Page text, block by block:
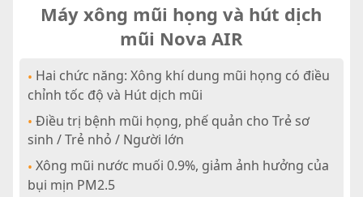
Máy xông mũi họng và hút dịch
mũi Nova AIR
• Hai chức năng: Xông khí dung mũi họng có điều
chỉnh tốc độ và Hút dịch mũi
• Điều trị bệnh mũi họng, phế quản cho Trẻ sơ
sinh / Trẻ nhỏ / Người lớn
• Xông mũi nước muối 0.9%, giảm ảnh hưởng của
bụi mịn PM2.5